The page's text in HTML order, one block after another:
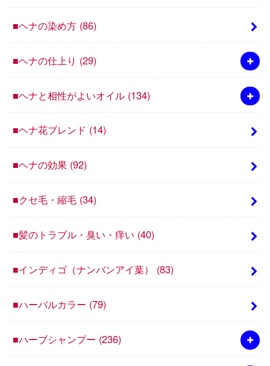
■ヘナの染め方 (86)
■ヘナの仕上り (29)
■ヘナと相性がよいオイル (134)
■ヘナ花ブレンド (14)
■ヘナの効果 (92)
■クセ毛・縮毛 (34)
■髪のトラブル・臭い・痒い (40)
■インディゴ（ナンバンアイ葉） (83)
■ハーバルカラー (79)
■ハーブシャンプー (236)